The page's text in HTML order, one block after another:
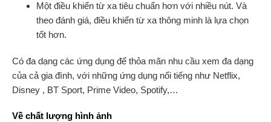
Một điều khiển từ xa tiêu chuẩn hơn với nhiều nút. Và
theo đánh giá, điều khiển từ xa thông minh là lựa chọn
tốt hơn.
Có đa dạng các ứng dụng để thỏa mãn nhu cầu xem đa dạng
của cả gia đình, với những ứng dụng nổi tiếng như Netflix,
Disney , BT Sport, Prime Video, Spotify,…
Về chất lượng hình ảnh